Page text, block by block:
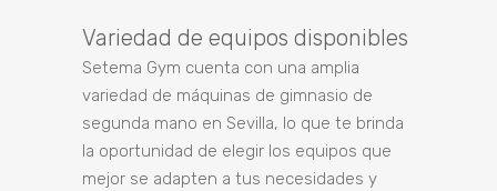
Variedad de equipos disponibles
Setema Gym cuenta con una amplia
variedad de máquinas de gimnasio de
segunda mano en Sevilla, lo que te brinda
la oportunidad de elegir los equipos que
mejor se adapten a tus necesidades y